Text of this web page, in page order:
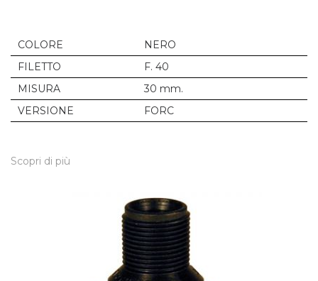
COLORE
NERO
FILETTO
F. 40
MISURA
30 mm.
VERSIONE
FORC
Scopri di più